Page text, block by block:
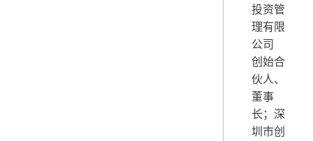
投资管
理有限
公司
创始合
伙人、
董事
长；深
圳市创